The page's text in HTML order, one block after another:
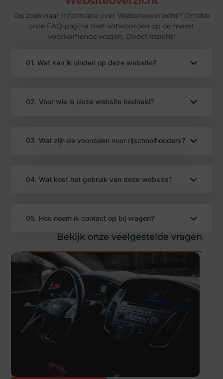
Op zoek naar informatie over Websiteoverzicht? Ontdek
onze FAQ-pagina met antwoorden op de meest
voorkomende vragen. Direct inzicht!
01. Wat kan ik vinden op deze website?
02. Voor wie is deze website bedoeld?
03. Wat zijn de voordelen voor rijschoolhouders?
04. Wat kost het gebruik van deze website?
05. Hoe neem ik contact op bij vragen?
Bekijk onze veelgestelde vragen